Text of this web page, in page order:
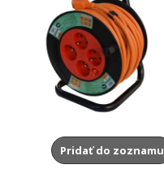
Pridať do zoznamu